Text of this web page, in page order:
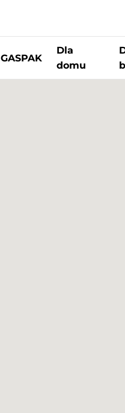
GASPAK
Dla
domu